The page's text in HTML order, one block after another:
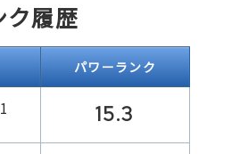
ク履歴
パワーランク
15.3